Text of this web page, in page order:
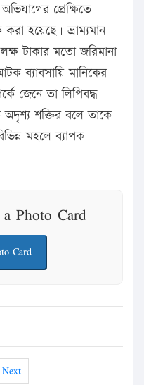
প্রেক্ষিতে
হয়েছে। ভ্রাম্যমান
টাকার মতো জরিমানা
ব্যাবসায়ি মানিকের
জেনে তা লিপিবদ্ধ
শক্তির বলে তাকে
মহলে ব্যাপক
Photo Card
Card
Next